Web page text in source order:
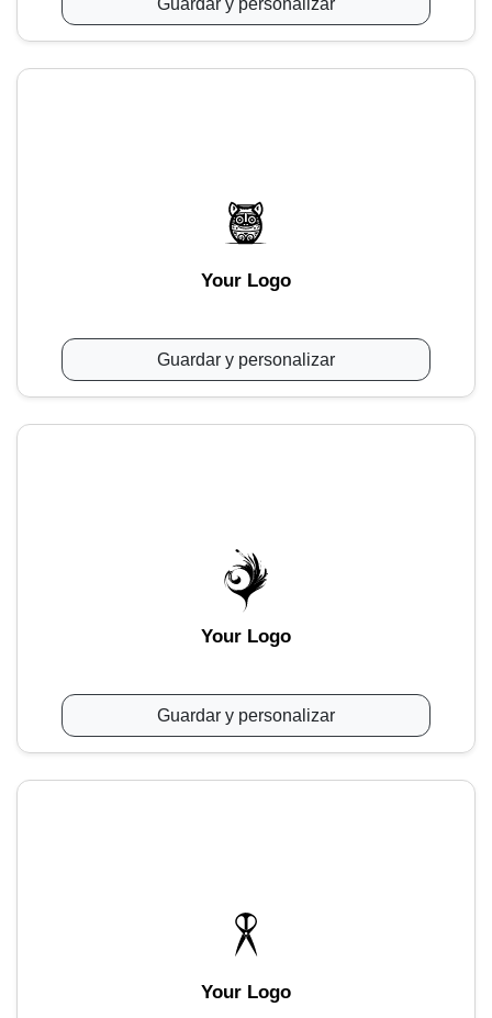
Guardar y personalizar
Your Logo
Guardar y personalizar
Your Logo
Guardar y personalizar
Your Logo